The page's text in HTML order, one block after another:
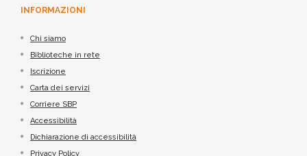
INFORMAZIONI
Chi siamo
Biblioteche in rete
Iscrizione
Carta dei servizi
Corriere SBP
Accessibilità
Dichiarazione di accessibilità
Privacy Policy